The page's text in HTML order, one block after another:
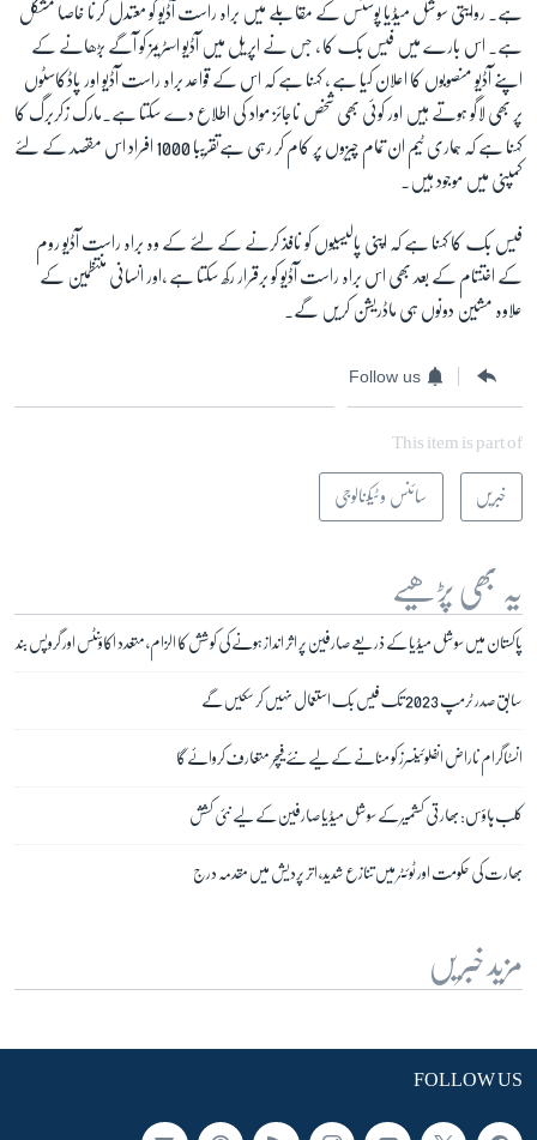
ہے۔ روایتی سوشل میڈیا پوسٹس کے مقابلے میں براہ راست آڈیو کو معتدل کرنا خاصا مشکل
ہے۔ اس بارے میں فیس بک کا ، جس نے اپریل میں آڈیو اسٹریمز کو آگے بڑھانے کے
اپنے آڈیو منصوبوں کا اعلان کیا ہے ، کہنا ہے کہ اس کے قواعد براہ راست آڈیو اور پاڈکاسٹوں
پر بھی لاگو ہوتے ہیں اور کوئی بھی شخص ناجائز مواد کی اطلاع دے سکتا ہے۔مارک زکربرگ کا
کہنا ہے کہ ہماری ٹیم ان تمام چیزوں پر کام کر رہی ہےتقریبا 1000 افراد اس مقصد کے لئے
کمپنی میں موجود ہیں۔
فیس بک کا کہنا ہے کہ اپنی پالیسیوں کو نافذ کرنے کے لئے کے وہ براہ راست آڈیو روم
کے اختتام کے بعد بھی اس براہ راست آڈیو کو برقرار رکھ سکتا ہے ،اور انسانی منتظمین کے
علاوہ مشین دونوں ہی ماڈریشن کریں گے۔
Follow us
This item is part of
خبریں سائنس و ٹیکنالوجی
یہ بھی پڑھیے
پاکستان میں سوشل میڈیا کے ذریعے صارفین پر اثر انداز ہونے کی کوشش کا الزام، متعدد اکاؤنٹس اور گروپس بند
سابق صدر ٹرمپ 2023 تک فیس بک استعمال نہیں کر سکیں گے
انسٹاگرام ناراض انفلوئینسرز کو منانے کے لیے نئے فیچر متعارف کروائے گا
کلب ہاؤس: بھارتی کشمیر کے سوشل میڈیا صارفین کے لیے نئی کشش
بھارت کی حکومت اور ٹوئٹر میں تنازع شدید، اتر پردیش میں مقدمہ درج
مزید خبریں
FOLLOW US